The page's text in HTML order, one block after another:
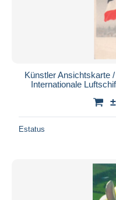
Künstler Ansichtskarte
Internationale
Estatus